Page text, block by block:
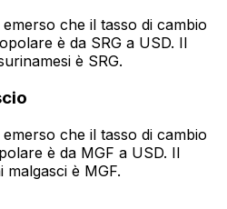
che il tasso di cambio
è da SRG a USD. Il
è SRG.
che il tasso di cambio
è da MGF a USD. Il
è MGF.